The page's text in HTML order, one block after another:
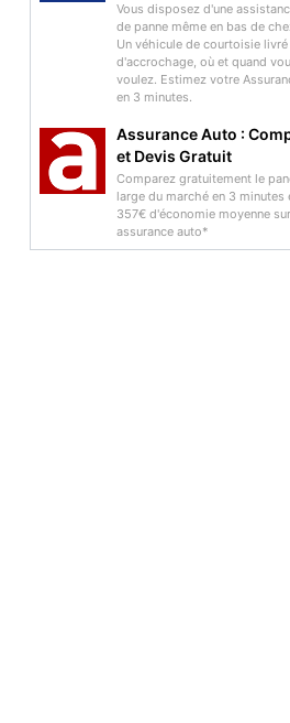
Vous disposez d'une
de panne même en bas de
Un véhicule de courtoisie livré
d'accrochage, où et quand
voulez. Estimez votre
en 3 minutes.
Assurance Auto :
et Devis Gratuit
Comparez gratuitement le
large du marché en 3 minutes
357€ d'économie moyenne
assurance auto*